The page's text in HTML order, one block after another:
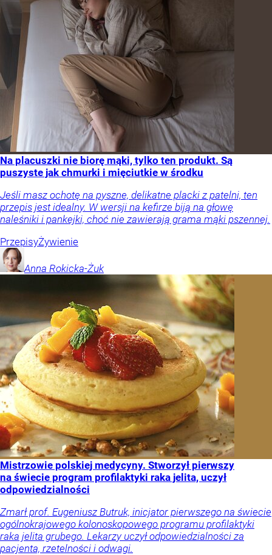
Na placuszki nie biorę mąki, tylko ten produkt. Są
puszyste jak chmurki i mięciutkie w środku
Jeśli masz ochotę na pyszne, delikatne placki z patelni, ten
przepis jest idealny. W wersji na kefirze biją na głowę
naleśniki i pankejki, choć nie zawierają grama mąki pszennej.
PrzepisyŻywienie
Anna Rokicka-Żuk
Mistrzowie polskiej medycyny. Stworzył pierwszy
na świecie program profilaktyki raka jelita, uczył
odpowiedzialności
Zmarł prof. Eugeniusz Butruk, inicjator pierwszego na świecie
ogólnokrajowego kolonoskopowego programu profilaktyki
raka jelita grubego. Lekarzy uczył odpowiedzialności za
pacjenta, rzetelności i odwagi.